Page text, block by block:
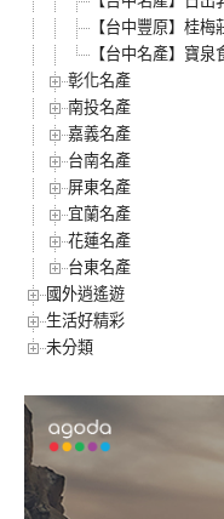
【台中豐原】桂
【台中名產】寶泉
彰化名產
南投名產
嘉義名產
台南名產
屏東名產
宜蘭名產
花蓮名產
台東名產
國外逍遙遊
生活好精彩
未分類